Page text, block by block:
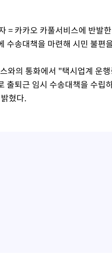
= 카카오 카풀서비스에 반발
수송대책을 마련해 시민 불편
와의 통화에서 "택시업계 운
출퇴근 임시 수송대책을 수립
혔다.